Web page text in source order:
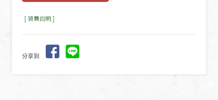
[ 資費說明 ]
分享到